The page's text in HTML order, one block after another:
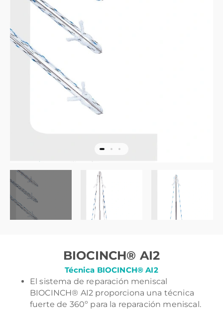
BIOCINCH® AI2
Técnica BIOCINCH® AI2
El sistema de reparación meniscal
BIOCINCH® AI2 proporciona una técnica
fuerte de 360º para la reparación meniscal.